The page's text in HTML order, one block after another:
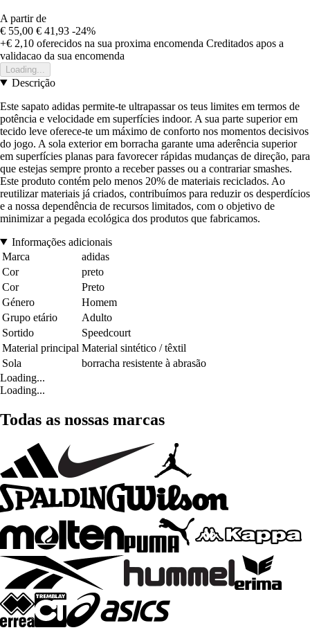
A partir de
€ 55,00 € 41,93 -24%
+€ 2,10 oferecidos na sua proxima encomenda Creditados apos a
validacao da sua encomenda
Loading...
Descrição
Este sapato adidas permite-te ultrapassar os teus limites em termos de
potência e velocidade em superfícies indoor. A sua parte superior em
tecido leve oferece-te um máximo de conforto nos momentos decisivos
do jogo. A sola exterior em borracha garante uma aderência superior
em superfícies planas para favorecer rápidas mudanças de direção, para
que estejas sempre pronto a receber passes ou a contrariar smashes.
Este produto contém pelo menos 20% de materiais reciclados. Ao
reutilizar materiais já criados, contribuímos para reduzir os desperdícios
e a nossa dependência de recursos limitados, com o objetivo de
minimizar a pegada ecológica dos produtos que fabricamos.
Informações adicionais
Marca
adidas
Cor
preto
Cor
Preto
Género
Homem
Grupo etário
Adulto
Sortido
Speedcourt
Material principal Material sintético / têxtil
Sola
borracha resistente à abrasão
Loading...
Loading...
Todas as nossas marcas